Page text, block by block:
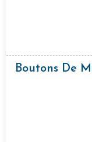
Boutons De